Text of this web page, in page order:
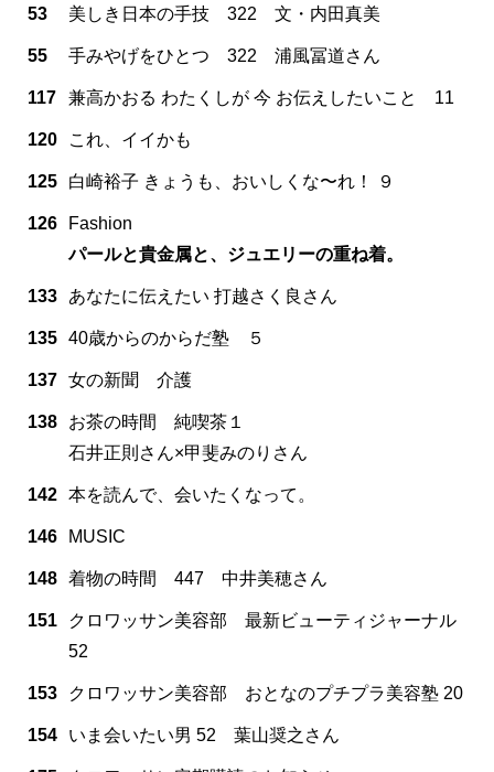
53 美しき日本の手技 322 文・内田真美
55 手みやげをひとつ 322 浦風冨道さん
117 兼高かおる わたくしが 今 お伝えしたいこと 11
120 これ、イイかも
125 白崎裕子 きょうも、おいしくな〜れ！ ９
126
Fashion
パールと貴金属と、ジュエリーの重ね着。
133 あなたに伝えたい 打越さく良さん
135 40歳からのからだ塾 ５
137 女の新聞 介護
138
お茶の時間 純喫茶１
石井正則さん×甲斐みのりさん
142 本を読んで、会いたくなって。
146 MUSIC
148 着物の時間 447 中井美穂さん
151
クロワッサン美容部 最新ビューティジャーナル
52
153 クロワッサン美容部 おとなのプチプラ美容塾 20
154 いま会いたい男 52 葉山奨之さん